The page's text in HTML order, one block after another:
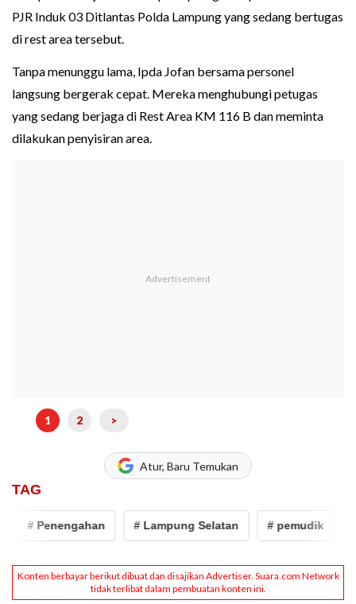
PJR Induk 03 Ditlantas Polda Lampung yang sedang bertugas
di rest area tersebut.
Tanpa menunggu lama, Ipda Jofan bersama personel
langsung bergerak cepat. Mereka menghubungi petugas
yang sedang berjaga di Rest Area KM 116 B dan meminta
dilakukan penyisiran area.
1 2 >
Atur, Baru Temukan
TAG
# Penengahan # Lampung Selatan # pemudik